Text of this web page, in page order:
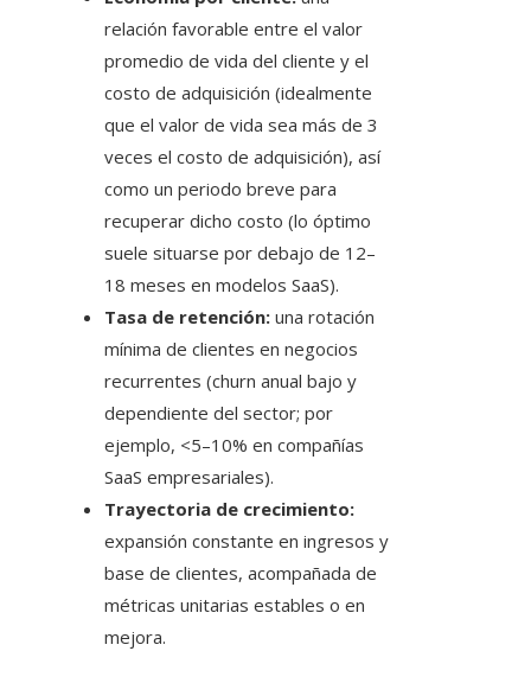
relación favorable entre el valor
promedio de vida del cliente y el
costo de adquisición (idealmente
que el valor de vida sea más de 3
veces el costo de adquisición), así
como un periodo breve para
recuperar dicho costo (lo óptimo
suele situarse por debajo de 12–
18 meses en modelos SaaS).
Tasa de retención: una rotación
mínima de clientes en negocios
recurrentes (churn anual bajo y
dependiente del sector; por
ejemplo, <5–10% en compañías
SaaS empresariales).
Trayectoria de crecimiento:
expansión constante en ingresos y
base de clientes, acompañada de
métricas unitarias estables o en
mejora.